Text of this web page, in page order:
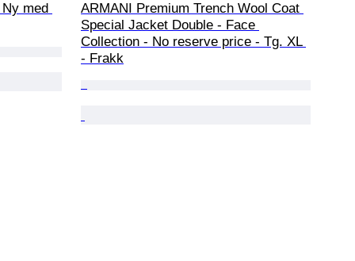
med
ARMANI Premium Trench Wool Coat
Special Jacket Double - Face
Collection - No reserve price - Tg. XL
- Frakk